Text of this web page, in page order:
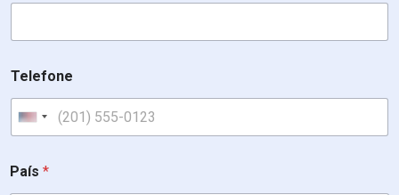
Telefone
United States +1
País *